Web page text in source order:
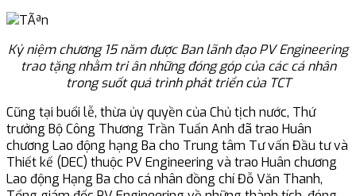
Kỷ niệm chương 15 năm được Ban lãnh đạo PV Engineering
trao tặng nhằm tri ân những đóng góp của các cá nhân
trong suốt quá trình phát triển của TCT
Cũng tại buổi lễ, thừa ủy quyền của Chủ tịch nước, Thứ
trưởng Bộ Công Thương Trần Tuấn Anh đã trao Huân
chương Lao động hạng Ba cho Trung tâm Tư vấn Đầu tư và
Thiết kế (DEC) thuộc PV Engineering và trao Huân chương
Lao động Hạng Ba cho cá nhân đồng chí Đỗ Văn Thanh,